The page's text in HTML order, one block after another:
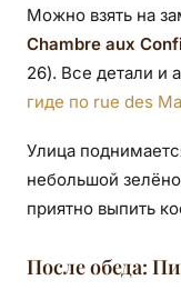
Можно взять на
Chambre aux
26). Все детали и
гиде по rue des
Улица
небольшой
приятно выпить
После обеда: